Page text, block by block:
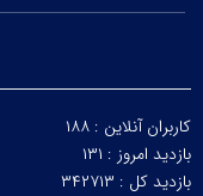
کاربران آنلاین : ۱۸۸
بازدید امروز : ۱۳۱
بازدید کل : ۳۴۲۷۱۳